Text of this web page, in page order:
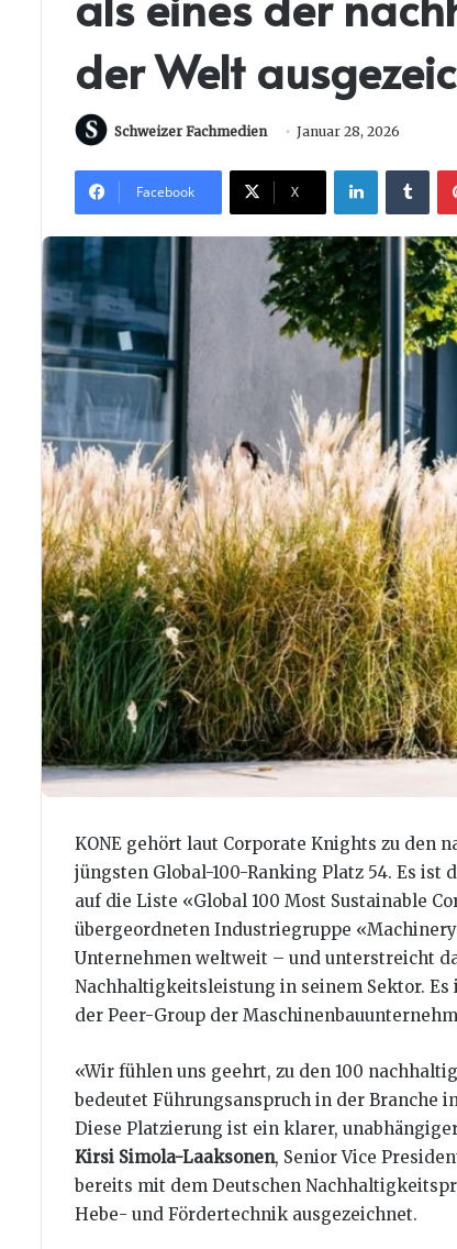
der Welt
Schweizer Fachmedien Januar 28, 2026
Facebook X
LinkedIn
KONE gehört laut Corporate Knights zu den
jüngsten Global-100-Ranking Platz 54. Es ist
auf die Liste «Global 100 Most Sustainable
übergeordneten Industriegruppe
Unternehmen weltweit – und unterstreicht
Nachhaltigkeitsleistung in seinem Sektor.
der Peer-Group der
«Wir fühlen uns geehrt, zu den 100
bedeutet Führungsanspruch in der Branche
Diese Platzierung ist ein klarer,
Kirsi Simola-Laaksonen, Senior Vice
bereits mit dem Deutschen
Hebe- und Fördertechnik ausgezeichnet.